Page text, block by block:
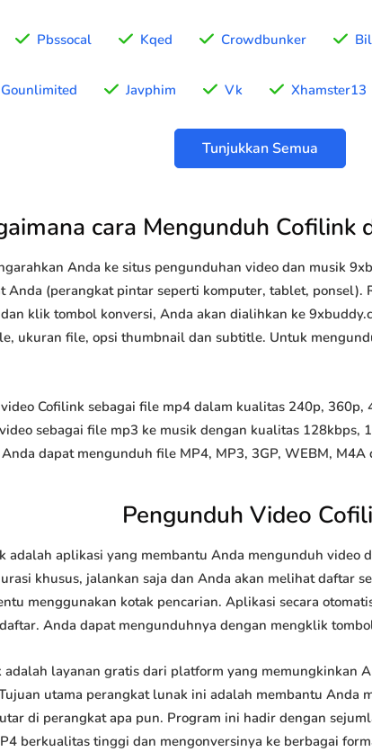
Pbssocal Kqed Crowdbunker
Gounlimited Javphim Vk Xhamster13
Tunjukkan Semua
cara Mengunduh Cofilink
Anda ke situs pengunduhan video dan musik
Anda (perangkat pintar seperti komputer, tablet, ponsel).
klik tombol konversi, Anda akan dialihkan ke
ukuran file, opsi thumbnail dan subtitle. Untuk
Cofilink sebagai file mp4 dalam kualitas 240p,
sebagai file mp3 ke musik dengan kualitas 128kbps,
dapat mengunduh file MP4, MP3, 3GP, WEBM,
Pengunduh Video
adalah aplikasi yang membantu Anda mengunduh video
khusus, jalankan saja dan Anda akan melihat daftar
menggunakan kotak pencarian. Aplikasi secara
Anda dapat mengunduhnya dengan mengklik
layanan gratis dari platform yang memungkinkan
utama perangkat lunak ini adalah membantu Anda
di perangkat apa pun. Program ini hadir dengan
berkualitas tinggi dan mengonversinya ke berbagai